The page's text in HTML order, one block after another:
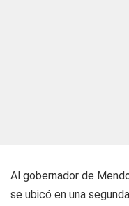
Al gobernador de
se ubicó en una